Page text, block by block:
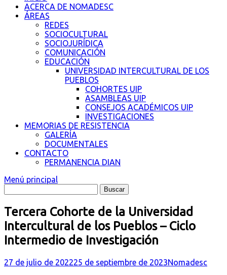
ACERCA DE NOMADESC
ÁREAS
REDES
SOCIOCULTURAL
SOCIOJURÍDICA
COMUNICACIÓN
EDUCACIÓN
UNIVERSIDAD INTERCULTURAL DE LOS
PUEBLOS
COHORTES UIP
ASAMBLEAS UIP
CONSEJOS ACADÉMICOS UIP
INVESTIGACIONES
MEMORIAS DE RESISTENCIA
GALERÍA
DOCUMENTALES
CONTACTO
PERMANENCIA DIAN
Menú principal
Tercera Cohorte de la Universidad
Intercultural de los Pueblos – Ciclo
Intermedio de Investigación
27 de julio de 202225 de septiembre de 2023Nomadesc